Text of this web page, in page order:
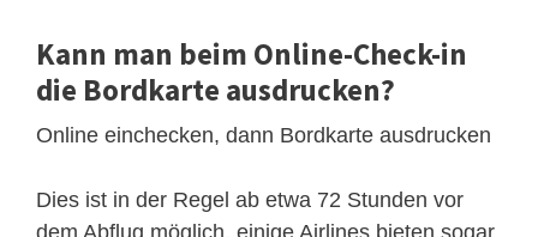
Kann man beim Online-Check-in
die Bordkarte ausdrucken?
Online einchecken, dann Bordkarte ausdrucken
Dies ist in der Regel ab etwa 72 Stunden vor